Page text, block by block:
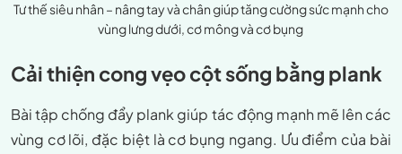
Tư thế siêu nhân – nâng tay và chân giúp tăng cường sức mạnh cho
vùng lưng dưới, cơ mông và cơ bụng
Cải thiện cong vẹo cột sống bằng plank
Bài tập chống đẩy plank giúp tác động mạnh mẽ lên các
vùng cơ lõi, đặc biệt là cơ bụng ngang. Ưu điểm của bài